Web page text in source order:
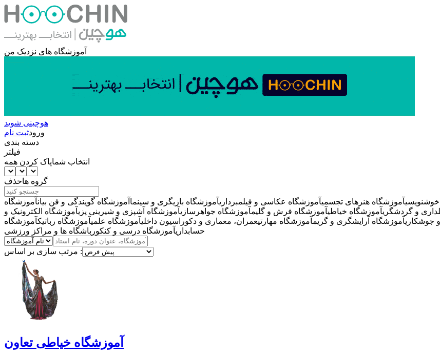
آموزشگاه های نزدیک من
هوچینی شوید
ورودثبت نام
دسته بندی
فیلتر
انتخاب شماپاک کردن همه
گروه هاحذف
آموزشگاه هنرهای تجسمیآموزشگاه عکاسی و فیلمبرداریآموزشگاه بازیگری و سینما آموزشگاه گویندگی و فن بیانآموزشگاه
و گردشگریآموزشگاه خیاطیآموزشگاه فرش و گلیمآموزشگاه جواهرسازیآموزشگاه آشپزی و شیرینی پزیآموزشگاه الکترونیک و
جوشکاریآموزشگاه آرایشگری و گریمآموزشگاه مهارتیعمران، معماری و دکوراسیون داخلیآموزشگاه علمیآموزشگاه رباتیک
حسابداریآموزشگاه درسی و کنکور باشگاه ها و مراکز ورزشی
مرتب سازی بر اساس :
آموزشگاه خیاطی تعاون